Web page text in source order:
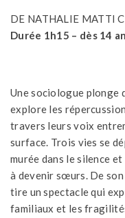
DE NATHALIE MATTI
Durée 1h15 – dès 14
Une sociologue plonge
explore les
travers leurs voix
surface. Trois vies se
murée dans le silence
à devenir sœurs. De
tire un spectacle qui
familiaux et les